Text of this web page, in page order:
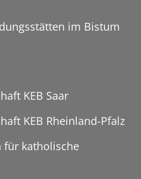
im Bistum
KEB Saar
KEB Rheinland-Pfalz
für katholische